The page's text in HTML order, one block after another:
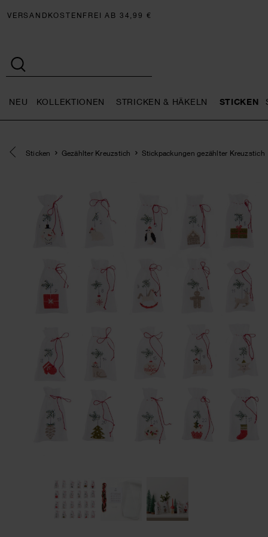
VERSANDKOSTENFREI AB 34,99 €
NEU KOLLEKTIONEN STRICKEN & HÄKELN STICKEN
Eine Kategorie zurück navigieren
Sticken Gezählter Kreuzstich Stickpackungen gezählter Kreuzstich